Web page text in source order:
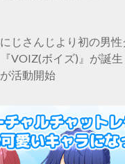
にじさんじより初の男
『VOIZ(ボイズ)』が誕
が活動開始